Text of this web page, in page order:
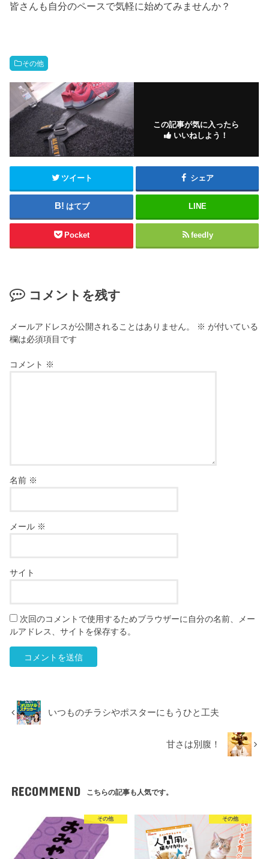
皆さんも自分のペースで気軽に始めてみませんか？
その他
この記事が気に入ったら
いいねしよう！
ツイート シェア
はてブ LINE
Pocket feedly
コメントを残す
メールアドレスが公開されることはありません。 ※ が付いている
欄は必須項目です
コメント ※
名前 ※
メール ※
サイト
次回のコメントで使用するためブラウザーに自分の名前、メー
ルアドレス、サイトを保存する。
いつものチラシやポスターにもうひと工夫
甘さは別腹！
RECOMMEND こちらの記事も人気です。
その他 その他